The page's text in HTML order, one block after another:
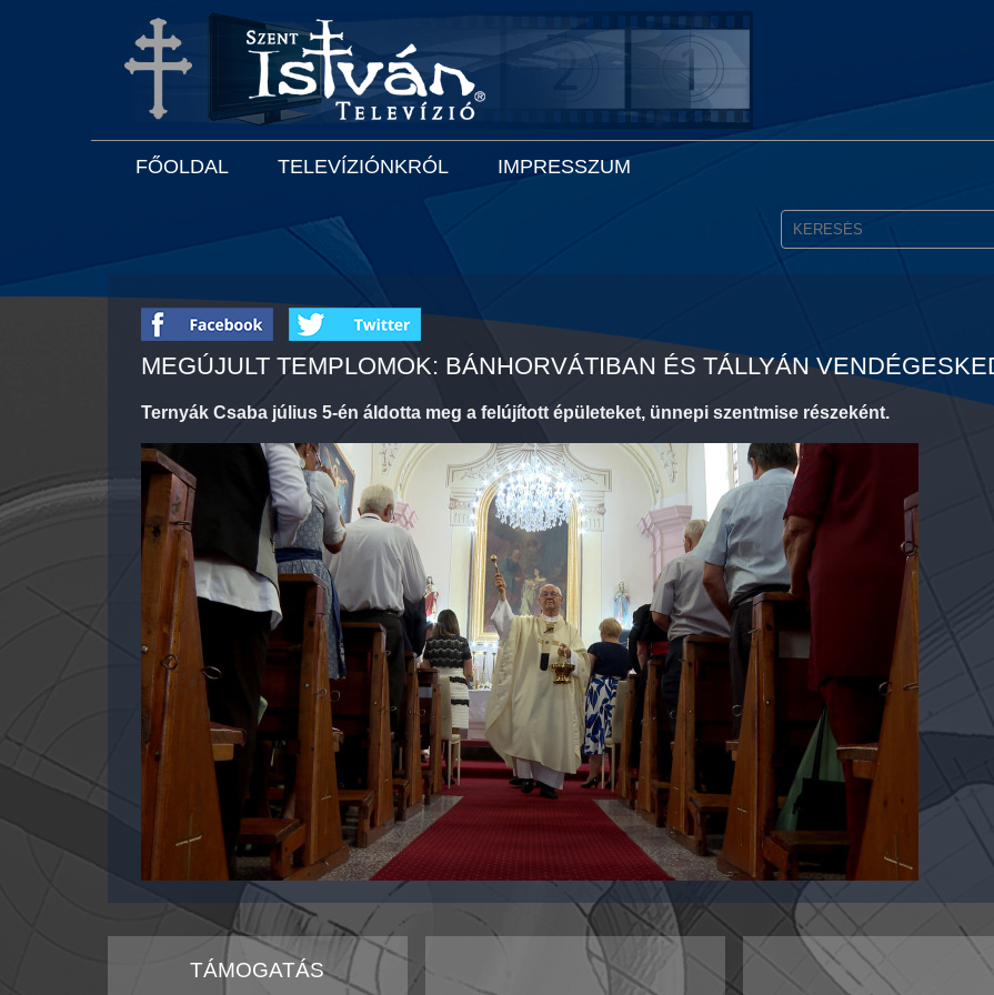
FŐOLDAL TELEVÍZIÓNKRÓL IMPRESSZUM
MEGÚJULT TEMPLOMOK: BÁNHORVÁTIBAN ÉS TÁLLYÁN
Ternyák Csaba július 5-én áldotta meg a felújított épületeket, ünnepi szentmise részeként.
TÁMOGATÁS